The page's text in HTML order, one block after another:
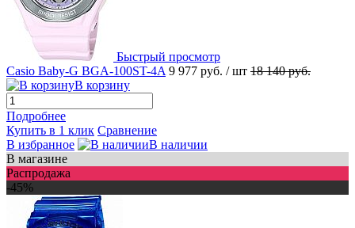
Быстрый просмотр
Casio Baby-G BGA-100ST-4A 9 977 руб. / шт 18 140 руб.
В корзину
Подробнее
Купить в 1 клик Сравнение
В избранное
В наличии
В магазине
Распродажа
-45%